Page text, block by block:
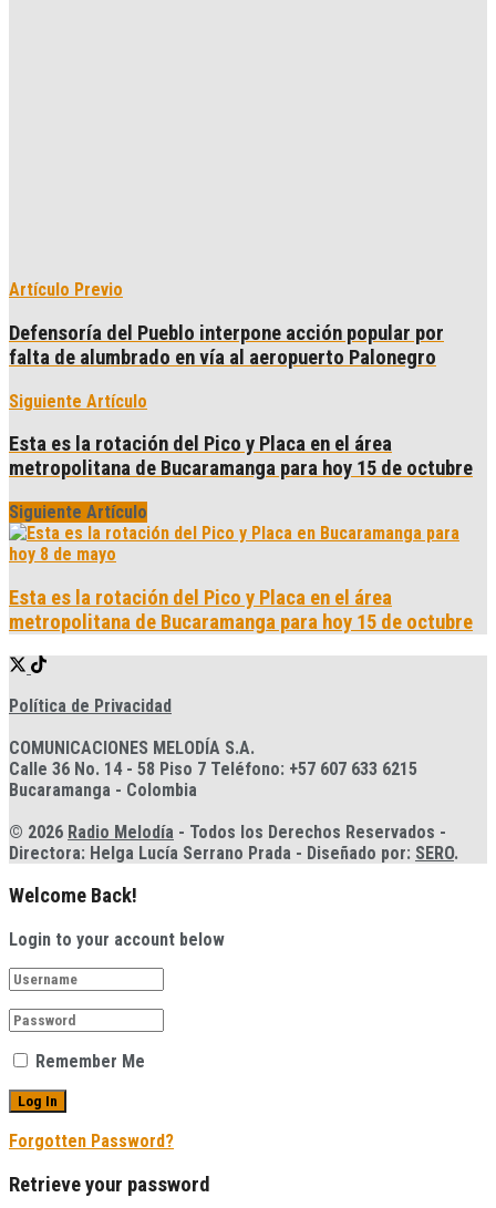
Artículo Previo
Defensoría del Pueblo interpone acción popular por
falta de alumbrado en vía al aeropuerto Palonegro
Siguiente Artículo
Esta es la rotación del Pico y Placa en el área
metropolitana de Bucaramanga para hoy 15 de octubre
Siguiente Artículo
Esta es la rotación del Pico y Placa en el área
metropolitana de Bucaramanga para hoy 15 de octubre
Política de Privacidad
COMUNICACIONES MELODÍA S.A.
Calle 36 No. 14 - 58 Piso 7 Teléfono: +57 607 633 6215
Bucaramanga - Colombia
© 2026 Radio Melodía - Todos los Derechos Reservados -
Directora: Helga Lucía Serrano Prada - Diseñado por: SERO.
Welcome Back!
Login to your account below
Remember Me
Forgotten Password?
Retrieve your password